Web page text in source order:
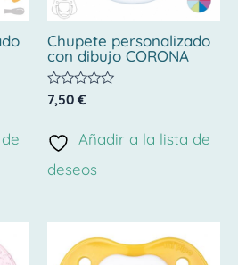
Chupete personalizado
con dibujo CORONA
Valorado
con
de
5
7,50 €
Añadir a la lista de
deseos